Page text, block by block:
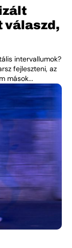
válaszd,
intervallumok?
fejleszteni, az
mások...